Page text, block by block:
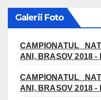
Galerii Foto
CAMPIONATUL
ANI, BRASOV 2018 -
CAMPIONATUL
ANI, BRASOV 2018 -